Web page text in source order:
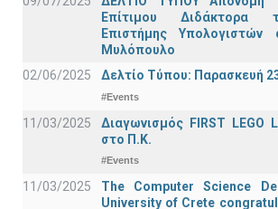
Επίτιμου Διδάκτορα
Επιστήμης
Μυλόπουλο
02/06/2025
Δελτίο Τύπου: Παρασκευή
#Events
11/03/2025
Διαγωνισμός FIRST LEGO
στο Π.Κ.
#Events
11/03/2025
The Computer Science
University of Crete